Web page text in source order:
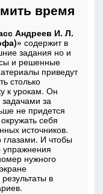
время
Андреев И. Л.
содержит в
задания но и
и решенные
приведут
столько
к урокам. Он
за
не придется
себя
источников.
глазами. И чтобы
упражнения
нужного
в